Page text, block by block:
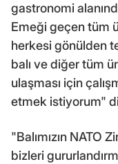
gastronomi
Emeği geçen tüm
herkesi gönülden
balı ve diğer tüm
ulaşması için
etmek istiyorum"
"Balımızın NATO
bizleri